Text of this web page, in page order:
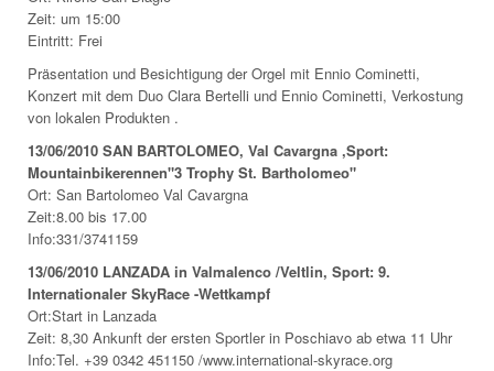
Zeit: um 15:00
Eintritt: Frei
Präsentation und Besichtigung der Orgel mit Ennio Cominetti,
Konzert mit dem Duo Clara Bertelli und Ennio Cominetti, Verkostung
von lokalen Produkten .
13/06/2010 SAN BARTOLOMEO, Val Cavargna ,Sport:
Mountainbikerennen"3 Trophy St. Bartholomeo"
Ort: San Bartolomeo Val Cavargna
Zeit:8.00 bis 17.00
Info:331/3741159
13/06/2010 LANZADA in Valmalenco /Veltlin, Sport: 9.
Internationaler SkyRace -Wettkampf
Ort:Start in Lanzada
Zeit: 8,30 Ankunft der ersten Sportler in Poschiavo ab etwa 11 Uhr
Info:Tel. +39 0342 451150 /www.international-skyrace.org